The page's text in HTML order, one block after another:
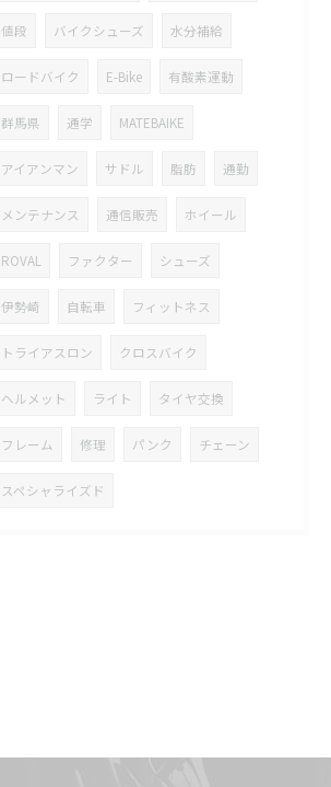
値段 バイクシューズ 水分補給
ロードバイク E-Bike 有酸素運動
群馬県 通学 MATEBAIKE
アイアンマン サドル 脂肪 通勤
メンテナンス 通信販売 ホイール
ROVAL ファクター シューズ
伊勢崎 自転車 フィットネス
トライアスロン クロスバイク
ヘルメット ライト タイヤ交換
フレーム 修理 パンク チェーン
スペシャライズド